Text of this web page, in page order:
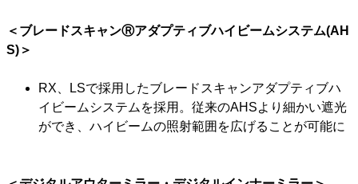
＜ブレードスキャンⓇアダプティブハイビームシステム(AH
S)＞
RX、LSで採用したブレードスキャンアダプティブハ
イビームシステムを採用。従来のAHSより細かい遮光
ができ、ハイビームの照射範囲を広げることが可能に